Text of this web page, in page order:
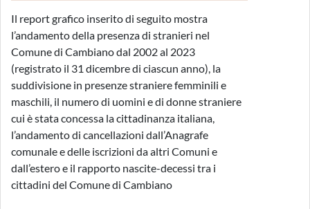
Il report grafico inserito di seguito mostra
l’andamento della presenza di stranieri nel
Comune di Cambiano dal 2002 al 2023
(registrato il 31 dicembre di ciascun anno), la
suddivisione in presenze straniere femminili e
maschili, il numero di uomini e di donne straniere
cui è stata concessa la cittadinanza italiana,
l’andamento di cancellazioni dall’Anagrafe
comunale e delle iscrizioni da altri Comuni e
dall’estero e il rapporto nascite-decessi tra i
cittadini del Comune di Cambiano